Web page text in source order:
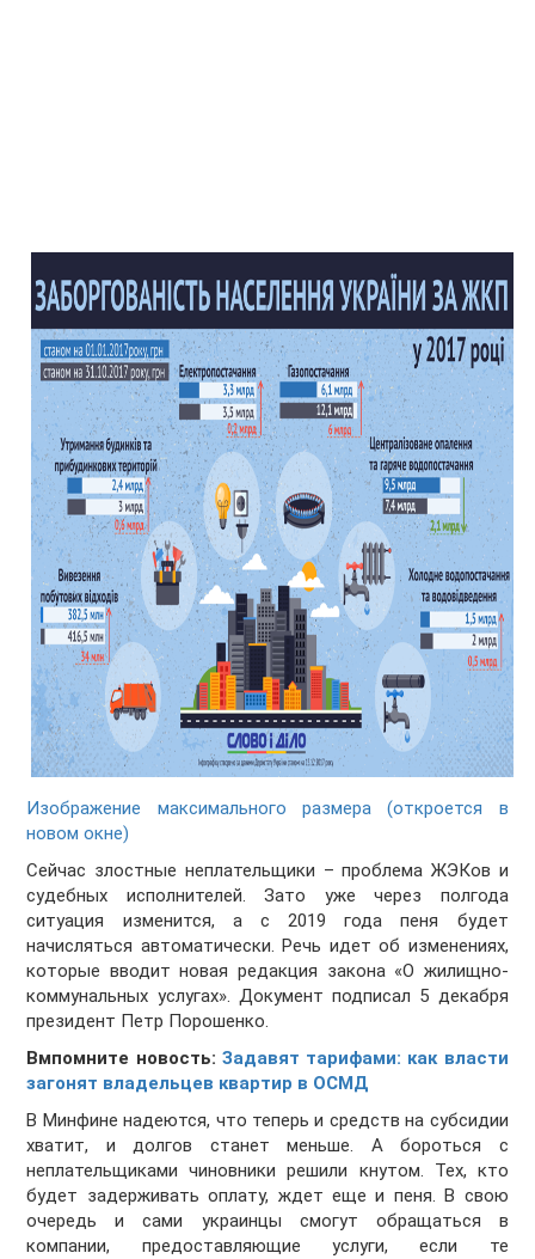
Изображение максимального размера (откроется в
новом окне)
Сейчас злостные неплательщики – проблема ЖЭКов и
судебных исполнителей. Зато уже через полгода
ситуация изменится, а с 2019 года пеня будет
начисляться автоматически. Речь идет об изменениях,
которые вводит новая редакция закона «О жилищно-
коммунальных услугах». Документ подписал 5 декабря
президент Петр Порошенко.
Вмпомните новость: Задавят тарифами: как власти
загонят владельцев квартир в ОСМД
В Минфине надеются, что теперь и средств на субсидии
хватит, и долгов станет меньше. А бороться с
неплательщиками чиновники решили кнутом. Тех, кто
будет задерживать оплату, ждет еще и пеня. В свою
очередь и сами украинцы смогут обращаться в
компании, предоставляющие услуги, если те